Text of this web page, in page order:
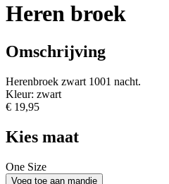
Heren broek
Omschrijving
Herenbroek zwart 1001 nacht.
Kleur: zwart
€ 19,95
Kies maat
One Size